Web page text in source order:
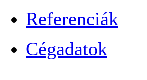
Referenciák
Cégadatok